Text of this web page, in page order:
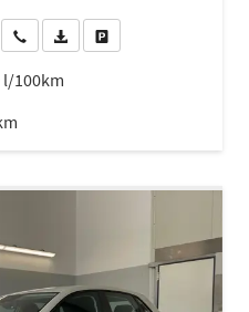
Wir rufen Sie anFahrzeugexposé (PDF)
l/100km